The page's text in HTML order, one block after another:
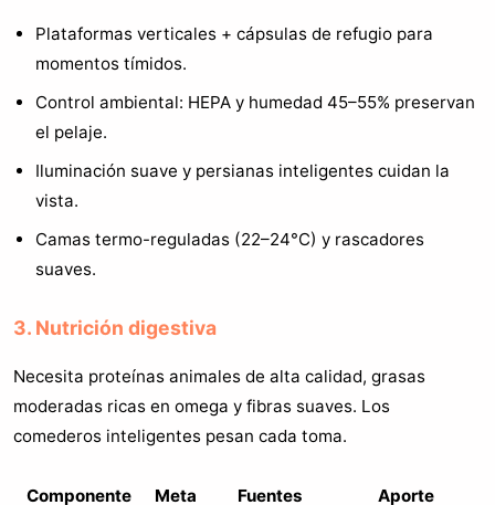
Plataformas verticales + cápsulas de refugio para
momentos tímidos.
Control ambiental: HEPA y humedad 45–55% preservan
el pelaje.
Iluminación suave y persianas inteligentes cuidan la
vista.
Camas termo-reguladas (22–24°C) y rascadores
suaves.
3. Nutrición digestiva
Necesita proteínas animales de alta calidad, grasas
moderadas ricas en omega y fibras suaves. Los
comederos inteligentes pesan cada toma.
Componente Meta Fuentes Aporte